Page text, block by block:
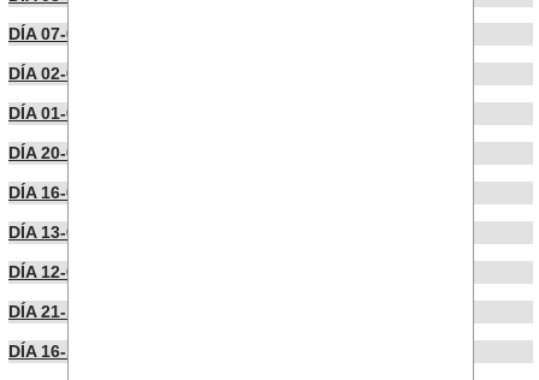
DÍA 07-02-2023
DÍA 02-02-2023
DÍA 01-02-2023
DÍA 20-01-2023
DÍA 16-01-2023
DÍA 13-01-2023
DÍA 12-01-2023
DÍA 21-12-2022
DÍA 16-12-2022